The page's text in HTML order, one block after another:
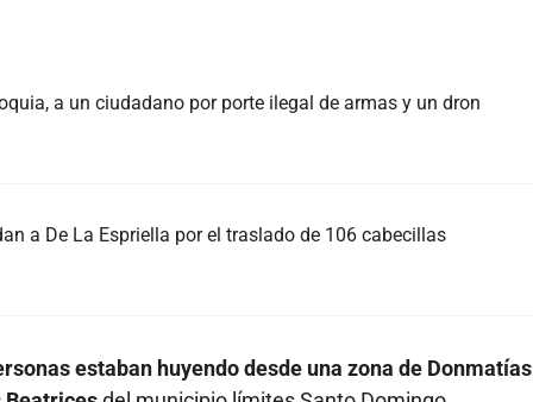
a un ciudadano por porte ilegal de armas y un dron
a De La Espriella por el traslado de 106 cabecillas
estaban huyendo desde una zona de